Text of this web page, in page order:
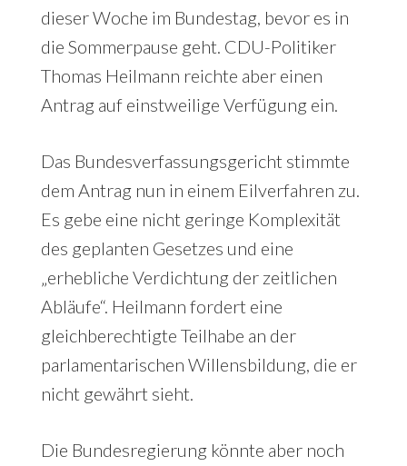
dieser Woche im Bundestag, bevor es in
die Sommerpause geht. CDU-Politiker
Thomas Heilmann reichte aber einen
Antrag auf einstweilige Verfügung ein.
Das Bundesverfassungsgericht stimmte
dem Antrag nun in einem Eilverfahren zu.
Es gebe eine nicht geringe Komplexität
des geplanten Gesetzes und eine
„erhebliche Verdichtung der zeitlichen
Abläufe“. Heilmann fordert eine
gleichberechtigte Teilhabe an der
parlamentarischen Willensbildung, die er
nicht gewährt sieht.
Die Bundesregierung könnte aber noch